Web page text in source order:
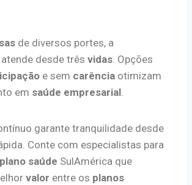
de diversos portes, a
desde três vidas. Opções
e sem carência otimizam
em saúde empresarial.
garante tranquilidade desde
Conte com especialistas para
plano saúde SulAmérica que
valor entre os planos